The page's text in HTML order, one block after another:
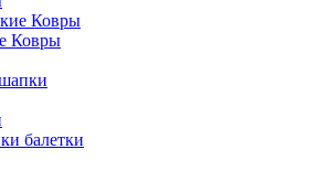
Ковры
Ковры
балетки